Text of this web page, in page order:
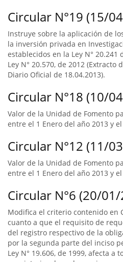
Circular N°19 (15/
Instruye sobre la aplicación de
la inversión privada en
establecidos en la Ley N° 20.241
Ley N° 20.570, de 2012
Diario Oficial de 18.04.2013).
Circular N°18 (10/
Valor de la Unidad de Fomento
entre el 1 Enero del año 2013 y
Circular N°12 (11/
Valor de la Unidad de Fomento
entre el 1 Enero del año 2013 y
Circular N°6 (20/
Modifica el criterio contenido en
cuanto a que el requisito de
del registro respectivo de la
por la segunda parte del inciso
Ley N° 19.606, de 1999, afecta a